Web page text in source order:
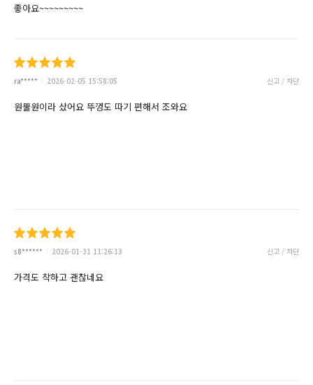
좋아요~~~~~~~~~
ra***** 2026-02-05 15:58:05 신고 / 차단
원뿔원이라 샀어요 뚜껑도 따기 편해서 조와요
s8****** 2026-01-31 11:26:13 신고 / 차단
가격도 착하고 괜찮네요